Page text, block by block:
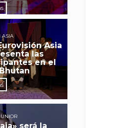
ASIA
Asia
las
en el
será la